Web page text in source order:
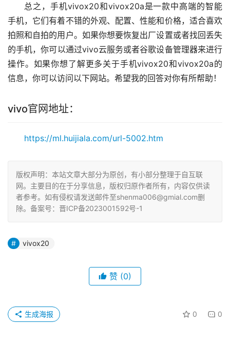
总之，手机vivox20和vivox20a是一款中高端的智能
手机，它们有着不错的外观、配置、性能和价格，适合喜欢
拍照和自拍的用户。如果你想要恢复出厂设置或者找回丢失
的手机，你可以通过vivo云服务或者谷歌设备管理器来进行
操作。如果你想了解更多关于手机vivox20和vivox20a的
信息，你可以访问以下网站。希望我的回答对你有所帮助！
vivo官网地址：
https://ml.huijiala.com/url-5002.htm
版权声明：本站文章大部分为原创，有小部分整理于自互联
网。主要目的在于分享信息，版权归原作者所有，内容仅供读
者参考。如有侵权请发送邮件至shenma006@gmial.com删
除。备案号：晋ICP备2023001592号-1
vivox20
赞 (0)
0 0
生成海报